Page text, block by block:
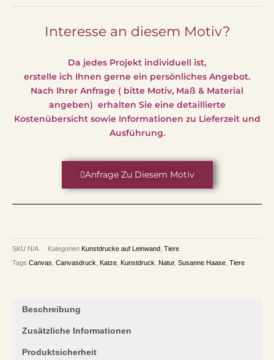
Interesse an diesem Motiv?
Da jedes Projekt individuell ist,
erstelle ich Ihnen gerne ein persönliches Angebot.
Nach Ihrer Anfrage ( bitte Motiv, Maß & Material
angeben) erhalten Sie eine detaillierte
Kostenübersicht sowie Informationen zu Lieferzeit und
Ausführung.
Anfrage Zu Diesem Motiv
SKU N/A Kategorien Kunstdrucke auf Leinwand Tiere
Tags Canvas Canvasdruck Katze Kunstdruck Natur, Susanne Haase Tiere
Beschreibung
Zusätzliche Informationen
Produktsicherheit